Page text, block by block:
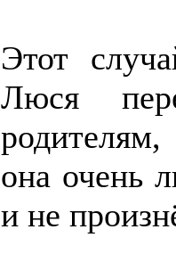
Этот
Люся
она очень
и не